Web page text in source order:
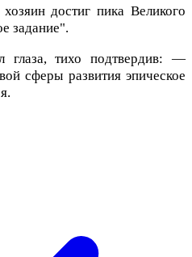
достиг пика Великого
задание".
глаза, тихо подтвердив: —
сферы развития эпическое